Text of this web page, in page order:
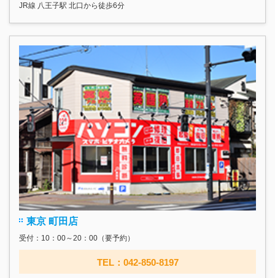
JR線 八王子駅 北口から徒歩6分
東京 町田店
受付：10：00～20：00（要予約）
TEL：042-850-8197